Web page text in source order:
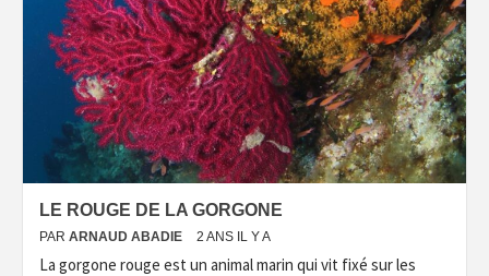
LE ROUGE DE LA GORGONE
PAR ARNAUD ABADIE 2 ANS IL Y A
La gorgone rouge est un animal marin qui vit fixé sur les